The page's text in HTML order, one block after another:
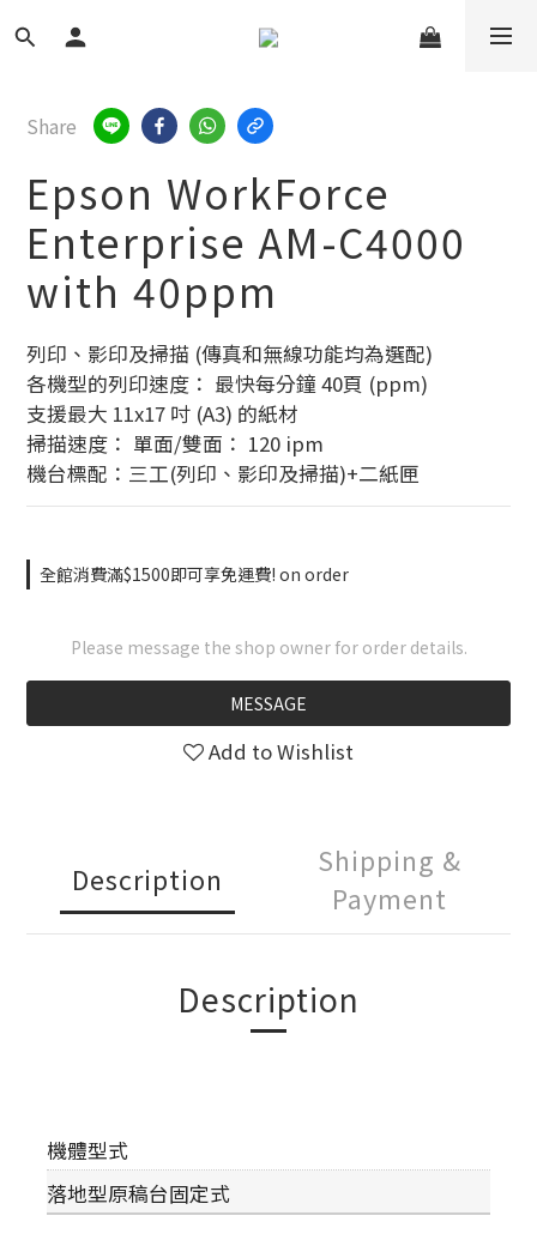
Share
Epson WorkForce
Enterprise AM-C4000
with 40ppm
列印、影印及掃描 (傳真和無線功能均為選配)
各機型的列印速度： 最快每分鐘 40頁 (ppm)
支援最大 11x17 吋 (A3) 的紙材
掃描速度： 單面/雙面： 120 ipm
機台標配：三工(列印、影印及掃描)+二紙匣
全館消費滿$1500即可享免運費! on order
Please message the shop owner for order details.
MESSAGE
Add to Wishlist
Description
Shipping &
Payment
Description
機體型式
落地型原稿台固定式